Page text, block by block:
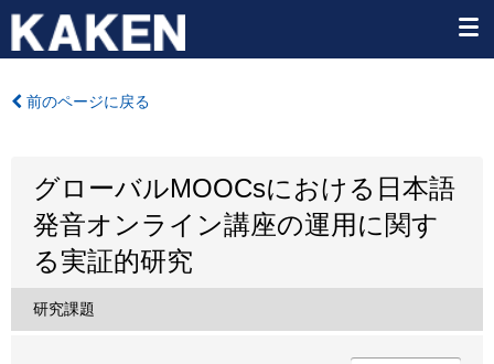
前のページに戻る
グローバルMOOCsにおける日本語
発音オンライン講座の運用に関す
る実証的研究
研究課題